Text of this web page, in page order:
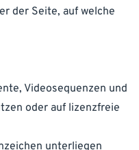
der Seite, auf welche
Videosequenzen und
oder auf lizenzfreie
unterliegen